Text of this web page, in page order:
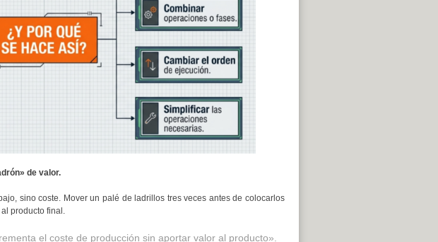
de valor.
sino coste. Mover un palé de ladrillos tres veces antes de colocarlos
producto final.
el coste de producción sin aportar valor al producto».